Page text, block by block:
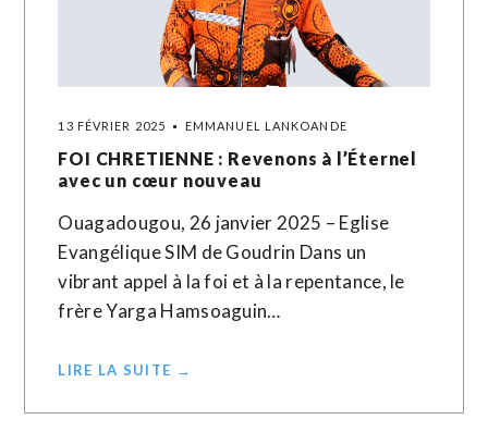
13 FÉVRIER 2025 EMMANUEL LANKOANDE
FOI CHRETIENNE : Revenons à l’Éternel
avec un cœur nouveau
Ouagadougou, 26 janvier 2025 – Eglise
Evangélique SIM de Goudrin Dans un
vibrant appel à la foi et à la repentance, le
frère Yarga Hamsoaguin…
LIRE LA SUITE →